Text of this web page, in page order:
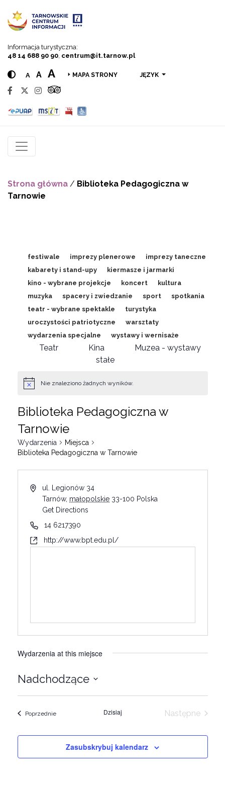
Informacja turystyczna:
48 14 688 90 90 centrum@it.tarnow.pl
A A A MAPA STRONY JĘZYK
Strona główna / Biblioteka Pedagogiczna w
Tarnowie
festiwale imprezy plenerowe
imprezy taneczne
kabarety i stand-upy
kiermasze i jarmarki
kino - wybrane projekcje
koncert
kultura
muzyka
spacery i zwiedzanie sport
spotkania
teatr - wybrane spektakle
turystyka
uroczystości patriotyczne
warsztaty
wydarzenia specjalne
wystawy i wernisaże
Teatr Kina
Muzea - wystawy
stałe
Nie znaleziono żadnych wyników.
Biblioteka Pedagogiczna w
Tarnowie
Wydarzenia
Miejsca
Biblioteka Pedagogiczna w Tarnowie
ul. Legionów 34
Tarnów, małopolskie 33-100 Polska
Get Directions
14 6217390
http://www.bpt.edu.pl/
Wydarzenia at this miejsce
Nadchodzące
PoprzednieWydarzenia Dzisiaj
Następne
Zasubskrybuj kalendarz